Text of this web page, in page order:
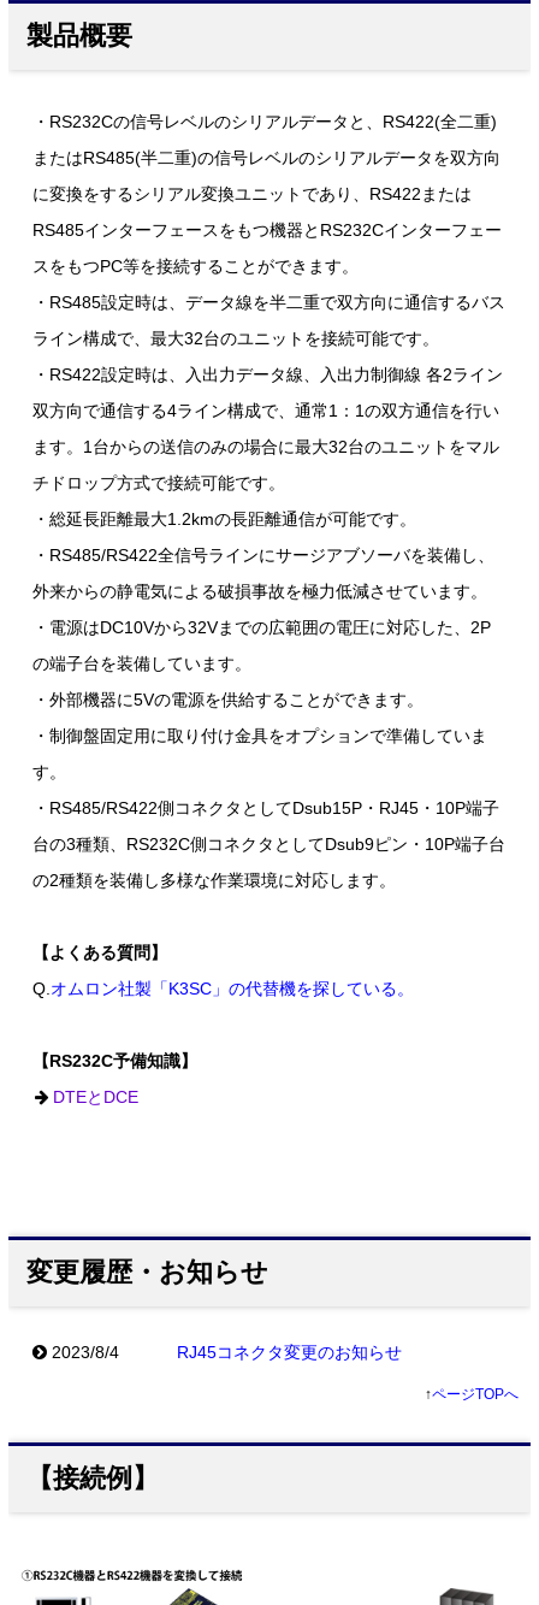
製品概要
・RS232Cの信号レベルのシリアルデータと、RS422(全二重)
またはRS485(半二重)の信号レベルのシリアルデータを双方向
に変換をするシリアル変換ユニットであり、RS422または
RS485インターフェースをもつ機器とRS232Cインターフェー
スをもつPC等を接続することができます。
・RS485設定時は、データ線を半二重で双方向に通信するバス
ライン構成で、最大32台のユニットを接続可能です。
・RS422設定時は、入出力データ線、入出力制御線 各2ライン
双方向で通信する4ライン構成で、通常1：1の双方通信を行い
ます。1台からの送信のみの場合に最大32台のユニットをマル
チドロップ方式で接続可能です。
・総延長距離最大1.2kmの長距離通信が可能です。
・RS485/RS422全信号ラインにサージアブソーバを装備し、
外来からの静電気による破損事故を極力低減させています。
・電源はDC10Vから32Vまでの広範囲の電圧に対応した、2P
の端子台を装備しています。
・外部機器に5Vの電源を供給することができます。
・制御盤固定用に取り付け金具をオプションで準備していま
す。
・RS485/RS422側コネクタとしてDsub15P・RJ45・10P端子
台の3種類、RS232C側コネクタとしてDsub9ピン・10P端子台
の2種類を装備し多様な作業環境に対応します。
【よくある質問】
Q.オムロン社製「K3SC」の代替機を探している。
【RS232C予備知識】
DTEとDCE
変更履歴・お知らせ
2023/8/4 RJ45コネクタ変更のお知らせ
↑ページTOPへ
【接続例】